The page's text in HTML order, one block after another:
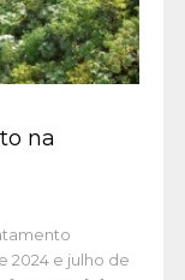
na
2024 e julho de